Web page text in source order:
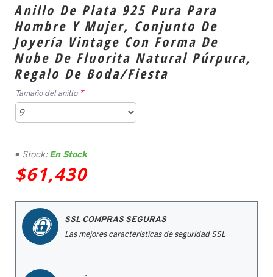
Anillo De Plata 925 Pura Para
Hombre Y Mujer, Conjunto De
Joyería Vintage Con Forma De
Nube De Fluorita Natural Púrpura,
Regalo De Boda/fiesta
$61,430
Stock: En Stock
Tamaño del anillo
SSL COMPRAS SEGURAS
Las mejores características de seguridad SSL